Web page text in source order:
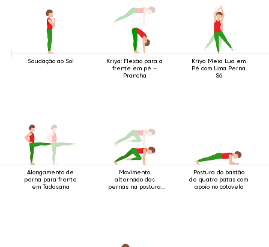
Saudação ao Sol
Kriya: Flexão para a
frente em pé –
Prancha
Kriya Meia Lua em
Pé com Uma Perna
Só
Alongamento de
perna para frente
em Tadasana
Movimento
alternado das
pernas na postura
Postura do bastão
de quatro patas com
apoio no cotovelo